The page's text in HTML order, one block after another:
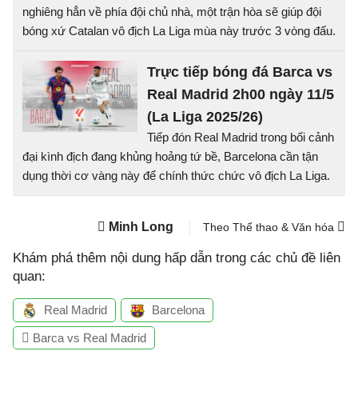
nghiêng hẳn về phía đội chủ nhà, một trận hòa sẽ giúp đội
bóng xứ Catalan vô địch La Liga mùa này trước 3 vòng đấu.
Trực tiếp bóng đá Barca vs
Real Madrid 2h00 ngày 11/5
(La Liga 2025/26)
Tiếp đón Real Madrid trong bối cảnh
đại kình địch đang khủng hoảng tứ bề, Barcelona cần tận
dụng thời cơ vàng này để chính thức chức vô địch La Liga.
Minh Long Theo Thể thao & Văn hóa
Khám phá thêm nội dung hấp dẫn trong các chủ đề liên
quan:
Real Madrid Barcelona
Barca vs Real Madrid